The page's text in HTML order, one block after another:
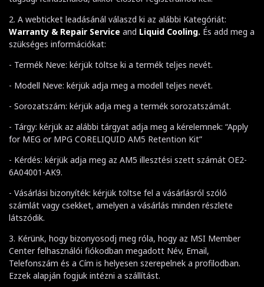
2. A webticket leadásánál válaszd ki az alábbi Kategóriát:
Warranty & Repair Service and Liquid Cooling. És add meg a
szükséges információkat:
- Termék Neve: kérjük töltse ki a termék teljes nevét.
- Modell Neve: kérjük adja meg a modell teljes nevét.
- Sorozatszám: kérjük adja meg a termék sorozatszámát.
- Tárgy: kérjük az alábbi tárgyat adja meg a kérelemnek: “Apply
for MEG or MPG CORELIQUID AM5 Retention Kit”
- Kérdés: kérjük adja meg az AM5 illesztési szett számát OE2-
6A04001-AK9.
- Vásárlási bizonyíték: kérjük töltse fel a vásárlásról szóló
számlát vagy csekket, amelyen a vásárlás minden részlete
látszódik.
3. Kérünk, hogy bizonyosodj meg róla, hogy az MSI Member
Center felhasználói fiókodban megadott Név, Email,
Telefonszám és a Cím is helyesen szerepelnek a profilodban.
Ezzek alapján fogjuk intézni a szállítást.